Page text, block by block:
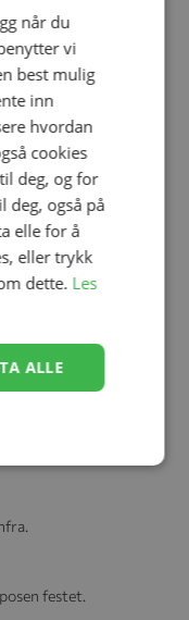
holde seg varme i sin
fotpose optimal
med snøring
alle årstider er hetten
avtagbar.
festet.
når du
vi
best mulig
inn
hvordan
cookies
deg, og for
deg, også på
elle for å
eller trykk
dette. Les
ALLE